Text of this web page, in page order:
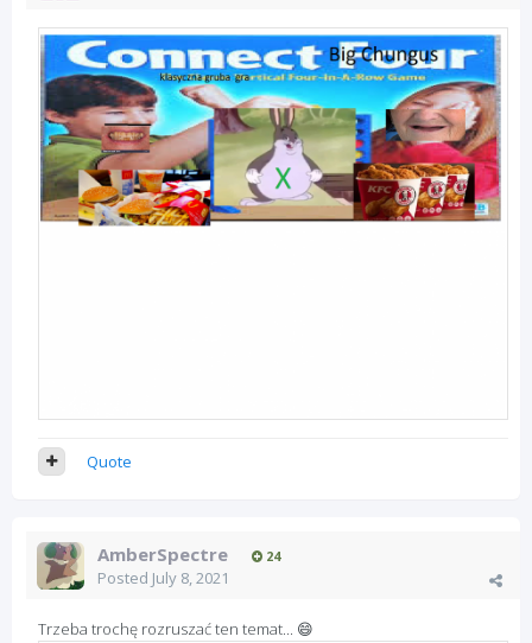
Quote
AmberSpectre 24
Posted July 8, 2021
Trzeba trochę rozruszać ten temat... 😄